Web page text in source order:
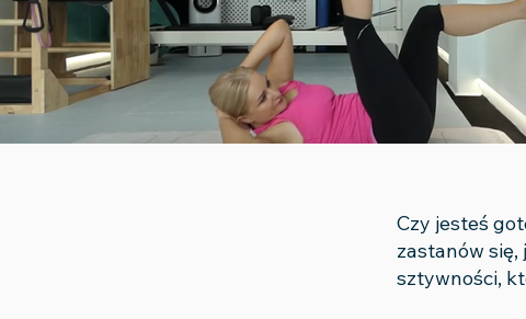
Czy jesteś
zastanów się,
sztywności,